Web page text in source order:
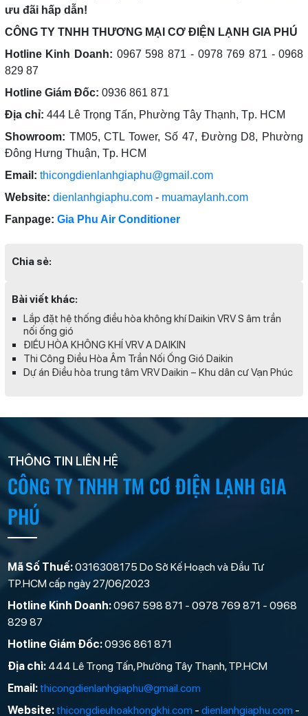
ưu đãi hấp dẫn!
CÔNG TY TNHH THƯƠNG MẠI CƠ ĐIỆN LẠNH GIA PHÚ
Hotline Kinh Doanh: 0967 598 871 - 0978 769 871 - 0968
829 87
Hotline Giám Đốc: 0936 861 871
Địa chỉ: 444 Lê Trọng Tấn, Phường Tây Thạnh, Tp. HCM
Showroom: TM05, CTL Tower, Số 47, Đường D8, Phường
Đông Hưng Thuận, Tp. HCM
Email: thicongdienlanhgiaphu@gmail.com
Website: dienlanhgiaphu.com- muamaylanh.com
Fanpage: Gia Phu Air Conditioner
Chia sẻ:
Bài viết khác:
Lắp đặt hệ thống điều hòa không khí Daikin VRV S âm trần
nối ống gió
ĐIỀU HÒA KHÔNG KHÍ VRV A DAIKIN
Thi Công Điều Hòa Âm Trần Nối Ống Gió Daikin
Dự án Điều hòa trung tâm VRV Daikin – Khu dân cư Vạn Phúc
THÔNG TIN LIÊN HỆ
CÔNG TY TNHH TM CƠ ĐIỆN LẠNH GIA
PHÚ
Mã Số Thuế:0316308175 Do Sở Kế Hoạch và Đầu Tư
TP.HCM cấp ngày 27/06/2023
Hotline Kinh Doanh:0967 598 871 - 0978 769 871 - 0968
829 87
Hotline Giám Đốc:0936 861 871
Địa chỉ: 444 Lê Trọng Tấn, Phường Tây Thạnh, TP.HCM
Email: thicongdienlanhgiaphu@gmail.com
Website: thicongdieuhoakhongkhi.com -dienlanhgiaphu.com -